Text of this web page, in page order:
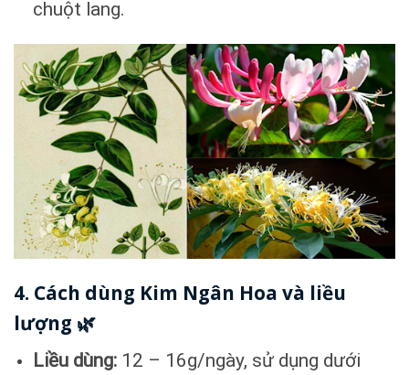
chuột lang.
4. Cách dùng Kim Ngân Hoa và liều
lượng 🌿
Liều dùng:12 – 16g/ngày, sử dụng dưới